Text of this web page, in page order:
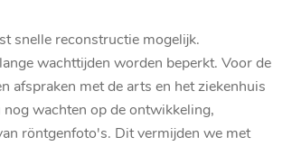
snelle reconstructie mogelijk.
wachttijden worden beperkt. Voor de
afspraken met de arts en het ziekenhuis
wachten op de ontwikkeling,
röntgenfoto's. Dit vermijden we met